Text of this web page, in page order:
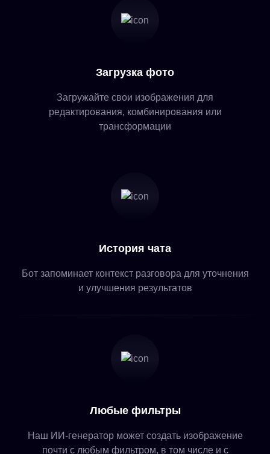
Загрузка фото
Загружайте свои изображения для
редактирования, комбинирования или
трансформации
История чата
Бот запоминает контекст разговора для уточнения
и улучшения результатов
Любые фильтры
Наш ИИ-генератор может создать изображение
почти с любым фильтром, в том числе и с